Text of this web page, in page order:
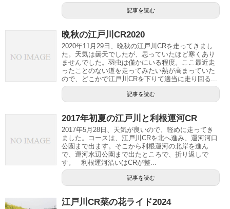
記事を読む
晩秋の江戸川CR2020
2020年11月29日、晩秋の江戸川CRを走ってきまし
た。天気は曇天でしたが、思っていたほど寒くあり
ませんでした。羽虫は僅かにいる程度。ここ最近走
ったことのない道を走ってみたい熱が高まっていた
ので、どこかで江戸川CRを下りて適当に走り回る...
記事を読む
2017年初夏の江戸川と利根運河CR
2017年5月28日、天気が良いので、軽めに走ってき
ました。コースは、江戸川CRを北へ進み、運河河口
公園まで出ます。そこから利根運河の北岸を進ん
で、運河水辺公園まで出たところで、折り返しで
す。 利根運河沿いはCRが整...
記事を読む
江戸川CR菜の花ライド2024